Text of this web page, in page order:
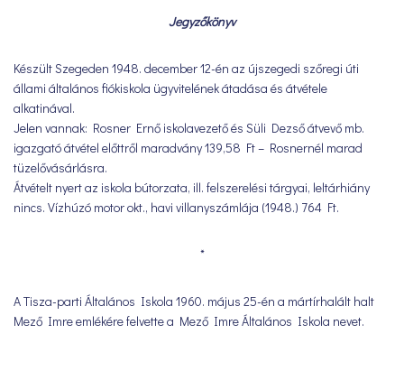
Jegyzőkönyv
Készült Szegeden 1948. december 12-én az újszegedi szőregi úti
állami általános fiókiskola ügyvitelének átadása és átvétele
alkatinával.
Jelen vannak: Rosner Ernő iskolavezető és Süli Dezső átvevő mb.
igazgató átvétel előttről maradvány 139,58 Ft – Rosnernél marad
tüzelővásárlásra.
Átvételt nyert az iskola bútorzata, ill. felszerelési tárgyai, leltárhiány
nincs. Vízhúzó motor okt., havi villanyszámlája (1948.) 764 Ft.
*
A Tisza-parti Általános Iskola 1960. május 25-én a mártírhalált halt
Mező Imre emlékére felvette a Mező Imre Általános Iskola nevet.